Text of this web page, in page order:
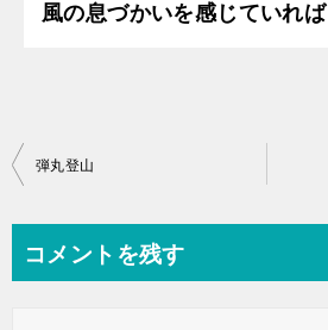
風の息づかいを感じていれば
投
ビ
弾丸登山
コメントを残す